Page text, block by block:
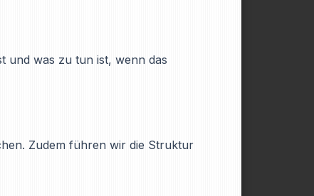
und was zu tun ist, wenn das
Zudem führen wir die Struktur